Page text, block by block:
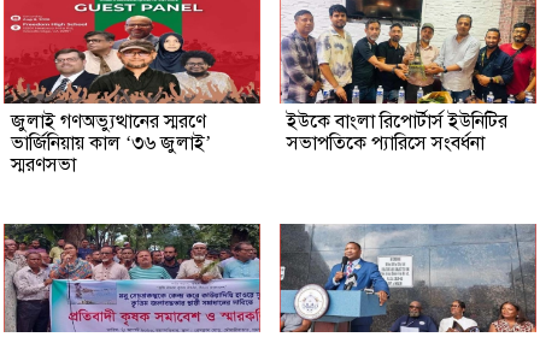
জুলাই গণঅভ্যুত্থানের স্মরণে
ভার্জিনিয়ায় কাল ‘৩৬ জুলাই’
স্মরণসভা
ইউকে বাংলা রিপোর্টার্স ইউনিটির
সভাপতিকে প্যারিসে সংবর্ধনা